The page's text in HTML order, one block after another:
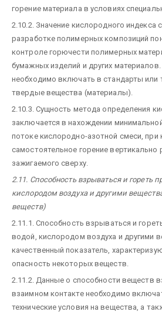
горение материала в условиях
2.10.2. Значение кислородного индекса
разработке полимерных композиций
контроле горючести полимерных
бумажных изделий и других
необходимо включать в стандарты или
твердые вещества (материалы).
2.10.3. Сущность метода определения
заключается в нахождении
потоке кислородно-азотной смеси, при
самостоятельное горение вертикально
зажигаемого сверху.
2.11. Способность взрываться и гореть
кислородом воздуха и другими
веществ)
2.11.1. Способность взрываться и
водой, кислородом воздуха и другими
качественный показатель,
опасность некоторых веществ.
2.11.2. Данные о способности веществ
взаимном контакте необходимо
технические условия на вещества, а